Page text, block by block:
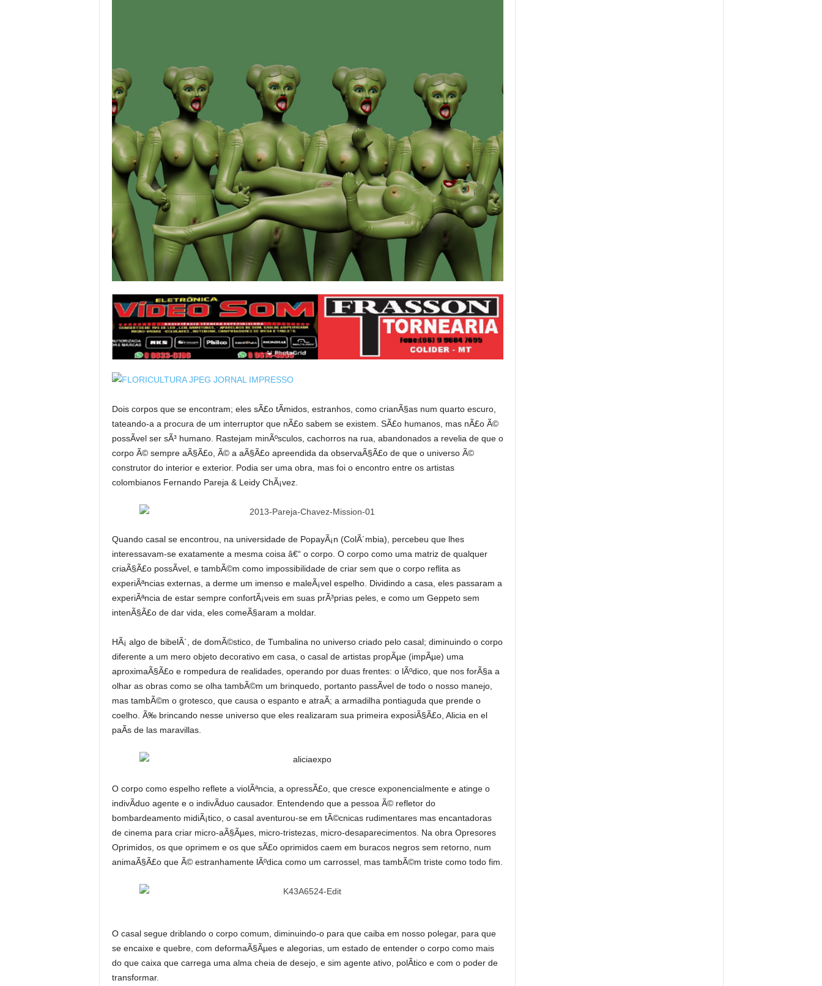
Dois corpos que se encontram; eles sÃ£o tÃ­midos, estranhos, como crianÃ§as num quarto escuro,
tateando-a a procura de um interruptor que nÃ£o sabem se existem. SÃ£o humanos, mas nÃ£o Ã©
possÃ­vel ser sÃ³ humano. Rastejam minÃºsculos, cachorros na rua, abandonados a revelia de que o
corpo Ã© sempre aÃ§Ã£o, Ã© a aÃ§Ã£o apreendida da observaÃ§Ã£o de que o universo Ã©
construtor do interior e exterior. Podia ser uma obra, mas foi o encontro entre os artistas
colombianos Fernando Pareja & Leidy ChÃ¡vez.
Quando casal se encontrou, na universidade de PopayÃ¡n (ColÃ´mbia), percebeu que lhes
interessavam-se exatamente a mesma coisa â€“ o corpo. O corpo como uma matriz de qualquer
criaÃ§Ã£o possÃ­vel, e tambÃ©m como impossibilidade de criar sem que o corpo reflita as
experiÃªncias externas, a derme um imenso e maleÃ¡vel espelho. Dividindo a casa, eles passaram a
experiÃªncia de estar sempre confortÃ¡veis em suas prÃ³prias peles, e como um Geppeto sem
intenÃ§Ã£o de dar vida, eles comeÃ§aram a moldar.
HÃ¡ algo de bibelÃ´, de domÃ©stico, de Tumbalina no universo criado pelo casal; diminuindo o corpo
diferente a um mero objeto decorativo em casa, o casal de artistas propÃµe (impÃµe) uma
aproximaÃ§Ã£o e rompedura de realidades, operando por duas frentes: o lÃºdico, que nos forÃ§a a
olhar as obras como se olha tambÃ©m um brinquedo, portanto passÃ­vel de todo o nosso manejo,
mas tambÃ©m o grotesco, que causa o espanto e atraÃ­; a armadilha pontiaguda que prende o
coelho. Ã‰ brincando nesse universo que eles realizaram sua primeira exposiÃ§Ã£o, Alicia en el
paÃ­s de las maravillas.
O corpo como espelho reflete a violÃªncia, a opressÃ£o, que cresce exponencialmente e atinge o
indivÃ­duo agente e o indivÃ­duo causador. Entendendo que a pessoa Ã© refletor do
bombardeamento midiÃ¡tico, o casal aventurou-se em tÃ©cnicas rudimentares mas encantadoras
de cinema para criar micro-aÃ§Ãµes, micro-tristezas, micro-desaparecimentos. Na obra Opresores
Oprimidos, os que oprimem e os que sÃ£o oprimidos caem em buracos negros sem retorno, num
animaÃ§Ã£o que Ã© estranhamente lÃºdica como um carrossel, mas tambÃ©m triste como todo fim.
O casal segue driblando o corpo comum, diminuindo-o para que caiba em nosso polegar, para que
se encaixe e quebre, com deformaÃ§Ãµes e alegorias, um estado de entender o corpo como mais
do que caixa que carrega uma alma cheia de desejo, e sim agente ativo, polÃ­tico e com o poder de
transformar.